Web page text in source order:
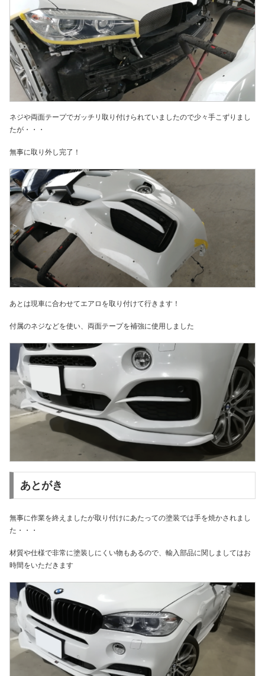
ネジや両面テープでガッチリ取り付けられていましたので少々手こずりまし
たが・・・
無事に取り外し完了！
あとは現車に合わせてエアロを取り付けて行きます！
付属のネジなどを使い、両面テープを補強に使用しました
あとがき
無事に作業を終えましたが取り付けにあたっての塗装では手を焼かされまし
た・・・
材質や仕様で非常に塗装しにくい物もあるので、輸入部品に関しましてはお
時間をいただきます